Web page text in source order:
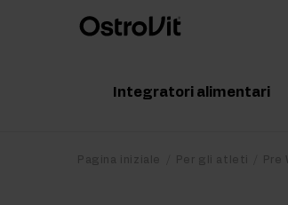
Integratori alimentari
Pagina iniziale Per gli atleti Pre